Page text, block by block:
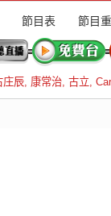
節目表 節目
庄辰, 康常治, 古立,